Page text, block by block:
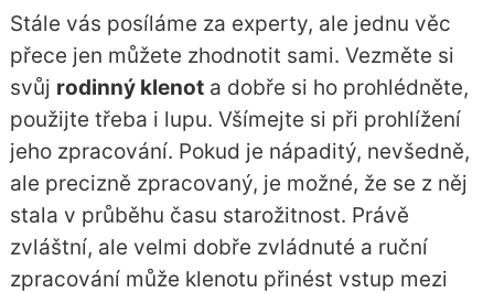
Stále vás posíláme za experty, ale jednu věc
přece jen můžete zhodnotit sami. Vezměte si
svůj rodinný klenota dobře si ho prohlédněte,
použijte třeba i lupu. Všímejte si při prohlížení
jeho zpracování. Pokud je nápaditý, nevšedně,
ale precizně zpracovaný, je možné, že se z něj
stala v průběhu času starožitnost. Právě
zvláštní, ale velmi dobře zvládnuté a ruční
zpracování může klenotu přinést vstup mezi